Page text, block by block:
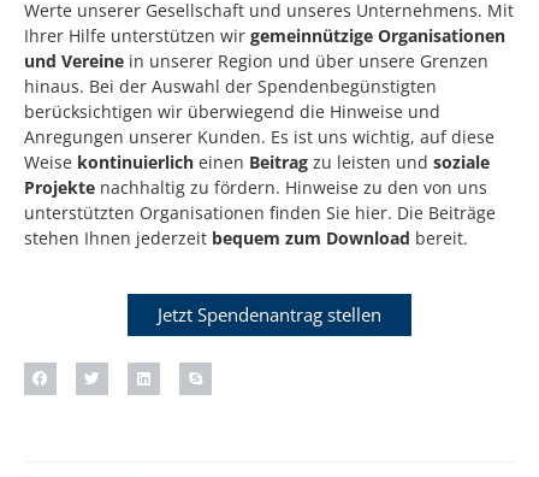
Werte unserer Gesellschaft und unseres Unternehmens. Mit
Ihrer Hilfe unterstützen wir gemeinnützige Organisationen
und Vereine in unserer Region und über unsere Grenzen
hinaus. Bei der Auswahl der Spendenbegünstigten
berücksichtigen wir überwiegend die Hinweise und
Anregungen unserer Kunden. Es ist uns wichtig, auf diese
Weise kontinuierlich einen Beitrag zu leisten und soziale
Projekte nachhaltig zu fördern. Hinweise zu den von uns
unterstützten Organisationen finden Sie hier. Die Beiträge
stehen Ihnen jederzeit bequem zum Download bereit.
Jetzt Spendenantrag stellen